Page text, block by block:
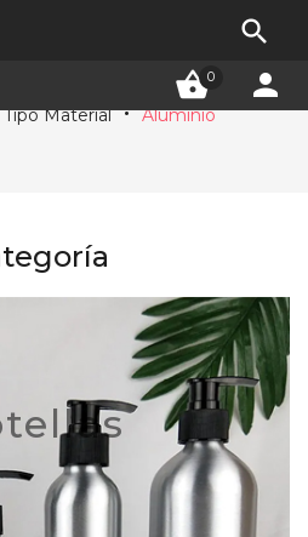
0 

Tipo Material Aluminio